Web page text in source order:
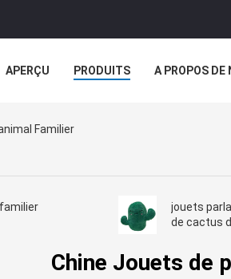
APERÇU PRODUITS A PROPOS DE
Familier
jouets
de cactus
Chine Jouets de